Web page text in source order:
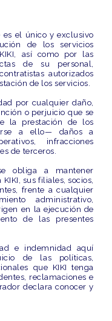
es el único y exclusivo
de los servicios
así como por las
de su personal,
autorizados
de los servicios.
por cualquier daño,
o perjuicio que se
la prestación de los
a ello— daños a
infracciones
de terceros.
obliga a mantener
, sus filiales, socios,
frente a cualquier
administrativo,
en la ejecución de
de las presentes
e indemnidad aquí
de las políticas,
que KIKI tenga
reclamaciones e
declara conocer y